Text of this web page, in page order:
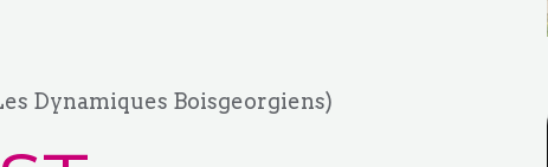
Dynamiques Boisgeorgiens)